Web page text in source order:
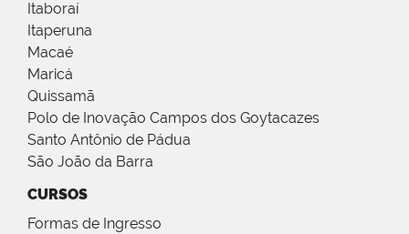
Itaboraí
Itaperuna
Macaé
Maricá
Quissamã
Polo de Inovação Campos dos Goytacazes
Santo Antônio de Pádua
São João da Barra
CURSOS
Formas de Ingresso